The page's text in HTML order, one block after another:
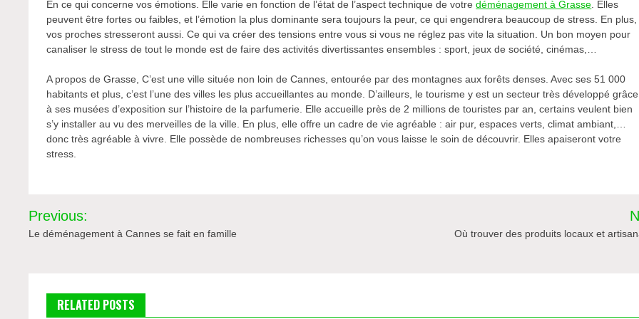
En ce qui concerne vos émotions. Elle varie en fonction de l’état de l’aspect technique de votredéménagement à Grasse . Elles
peuvent être fortes ou faibles, et l’émotion la plus dominante sera toujours la peur, ce qui engendrera beaucoup de stress. En plus,
vos proches stresseront aussi. Ce qui va créer des tensions entre vous si vous ne réglez pas vite la situation. Un bon moyen pour
canaliser le stress de tout le monde est de faire des activités divertissantes ensembles : sport, jeux de société, cinémas,…
A propos de Grasse, C’est une ville située non loin de Cannes, entourée par des montagnes aux forêts denses. Avec ses 51 000
habitants et plus, c’est l’une des villes les plus accueillantes au monde. D’ailleurs, le tourisme y est un secteur très développé grâce
à ses musées d’exposition sur l’histoire de la parfumerie. Elle accueille près de 2 millions de touristes par an, certains veulent bien
s’y installer au vu des merveilles de la ville. En plus, elle offre un cadre de vie agréable : air pur, espaces verts, climat ambiant,…
donc très agréable à vivre. Elle possède de nombreuses richesses qu’on vous laisse le soin de découvrir. Elles apaiseront votre
stress.
Navigation
de
Previous:
Le déménagement à Cannes se fait en famille Où trouver des produits locaux et
RELATED POSTS